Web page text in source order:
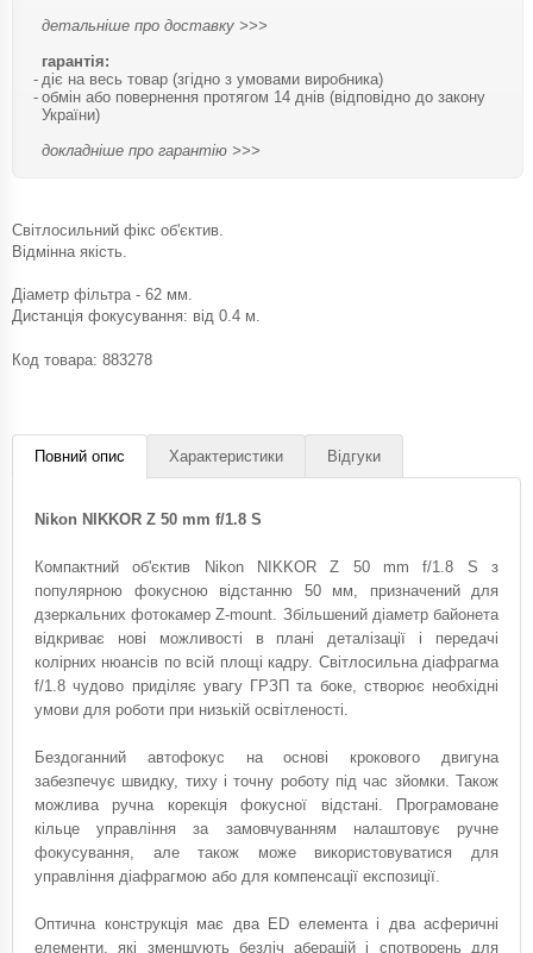
детальніше про доставку >>>
гарантія:
діє на весь товар (згідно з умовами виробника)
обмін або повернення протягом 14 днів (відповідно до закону
України)
докладніше про гарантію >>>
Світлосильний фікс об'єктив.
Відмінна якість.
Діаметр фільтра - 62 мм.
Дистанція фокусування: від 0.4 м.
Код товара: 883278
Повний опис Характеристики Відгуки
Nikon NIKKOR Z 50 mm f/1.8 S
Компактний об'єктив Nikon NIKKOR Z 50 mm f/1.8 S з
популярною фокусною відстанню 50 мм, призначений для
дзеркальних фотокамер Z-mount. Збільшений діаметр байонета
відкриває нові можливості в плані деталізації і передачі
колірних нюансів по всій площі кадру. Світлосильна діафрагма
f/1.8 чудово приділяє увагу ГРЗП та боке, створює необхідні
умови для роботи при низькій освітленості.
Бездоганний автофокус на основі крокового двигуна
забезпечує швидку, тиху і точну роботу під час зйомки. Також
можлива ручна корекція фокусної відстані. Програмоване
кільце управління за замовчуванням налаштовує ручне
фокусування, але також може використовуватися для
управління діафрагмою або для компенсації експозиції.
Оптична конструкція має два ED елемента і два асферичні
елементи, які зменшують безліч аберацій і спотворень для